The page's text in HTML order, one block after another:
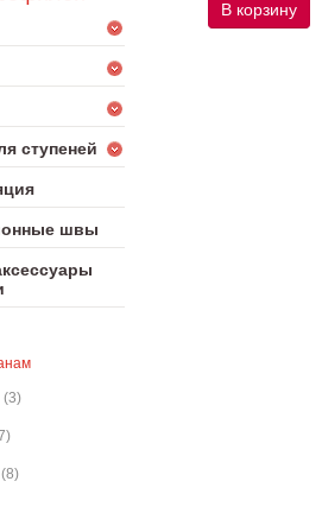
ступеней
швы
(3)
(8)
В корзину